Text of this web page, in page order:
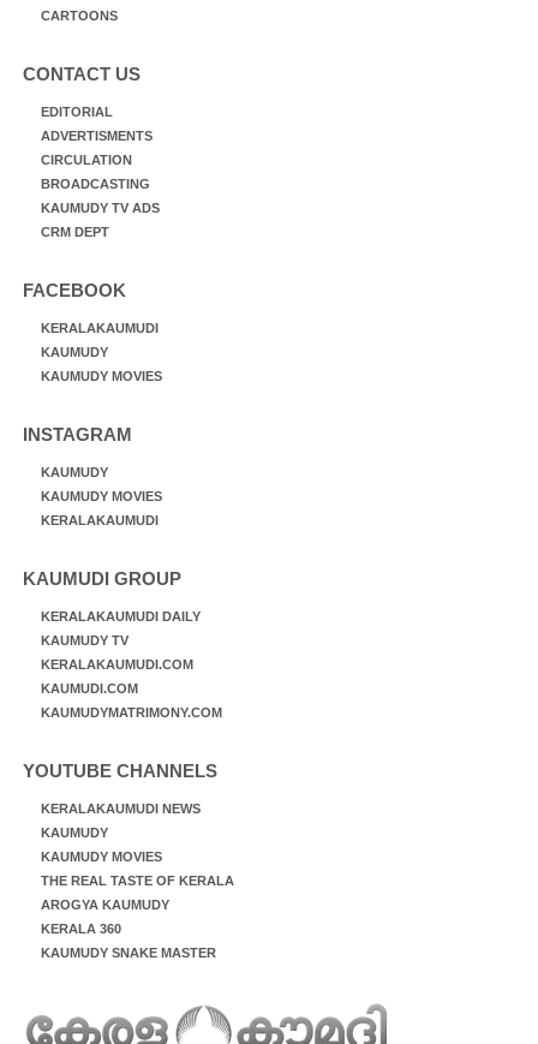
CARTOONS
CONTACT US
EDITORIAL
ADVERTISMENTS
CIRCULATION
BROADCASTING
KAUMUDY TV ADS
CRM DEPT
FACEBOOK
KERALAKAUMUDI
KAUMUDY
KAUMUDY MOVIES
INSTAGRAM
KAUMUDY
KAUMUDY MOVIES
KERALAKAUMUDI
KAUMUDI GROUP
KERALAKAUMUDI DAILY
KAUMUDY TV
KERALAKAUMUDI.COM
KAUMUDI.COM
KAUMUDYMATRIMONY.COM
YOUTUBE CHANNELS
KERALAKAUMUDI NEWS
KAUMUDY
KAUMUDY MOVIES
THE REAL TASTE OF KERALA
AROGYA KAUMUDY
KERALA 360
KAUMUDY SNAKE MASTER